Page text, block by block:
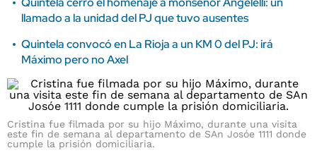
llamado a la unidad del PJ que tuvo ausentes
Quintela convocó en La Rioja a un KM 0 del PJ: irá
Máximo pero no Axel
Cristina fue filmada por su hijo Máximo, durante una visita
este fin de semana al departamento de SAn Josóe 1111 donde
cumple la prisión domiciliaria.